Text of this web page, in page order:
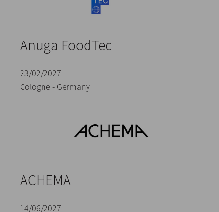
Anuga FoodTec
23/02/2027
Cologne - Germany
ACHEMA
14/06/2027